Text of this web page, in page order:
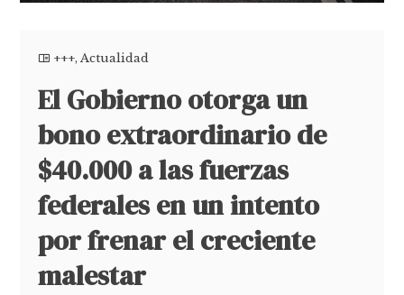
+++,Actualidad
El Gobierno otorga un
bono extraordinario de
$40.000 a las fuerzas
federales en un intento
por frenar el creciente
malestar